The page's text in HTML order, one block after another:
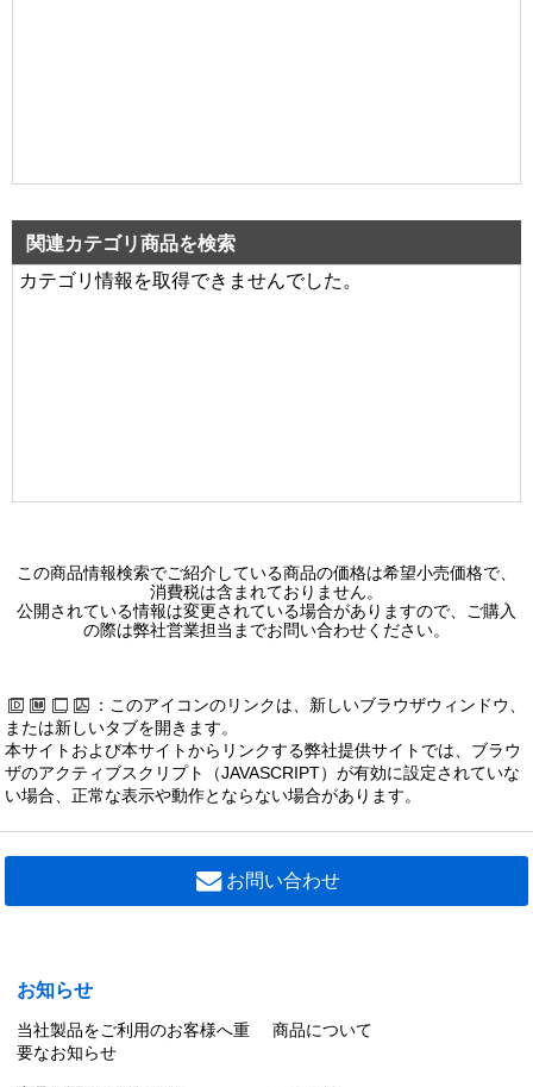
関連カテゴリ商品を検索
カテゴリ情報を取得できませんでした。
この商品情報検索でご紹介している商品の価格は希望小売価格で、
消費税は含まれておりません。
公開されている情報は変更されている場合がありますので、ご購入
の際は弊社営業担当までお問い合わせください。
：このアイコンのリンクは、新しいブラウザウィンドウ、
または新しいタブを開きます。
本サイトおよび本サイトからリンクする弊社提供サイトでは、ブラウ
ザのアクティブスクリプト（JAVASCRIPT）が有効に設定されていな
い場合、正常な表示や動作とならない場合があります。
お問い合わせ
お知らせ
当社製品をご利用のお客様へ重
要なお知らせ
商品について